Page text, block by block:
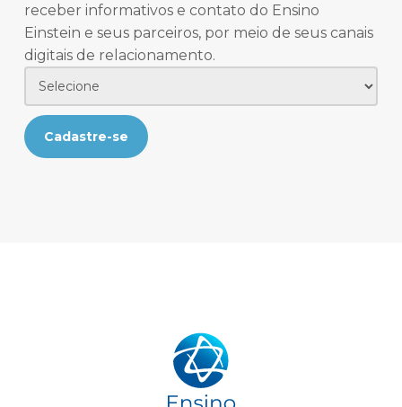
receber informativos e contato do Ensino
Einstein e seus parceiros, por meio de seus canais
digitais de relacionamento.